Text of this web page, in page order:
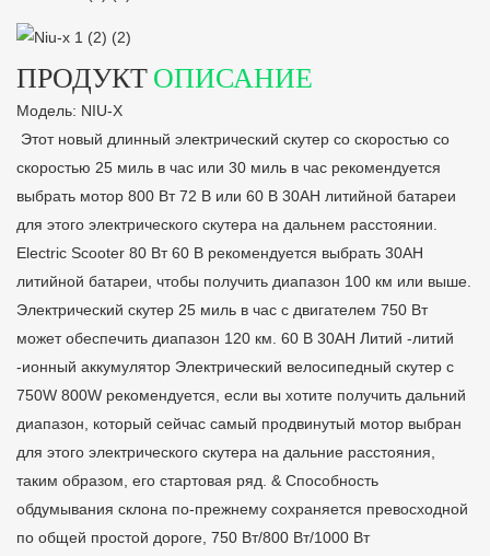
ПРОДУКТОПИСАНИЕ
Модель: NIU-X
Этот новый длинный электрический скутер со скоростью со
скоростью 25 миль в час или 30 миль в час рекомендуется
выбрать мотор 800 Вт 72 В или 60 В 30AH литийной батареи
для этого электрического скутера на дальнем расстоянии.
Electric Scooter 80 Вт 60 В рекомендуется выбрать 30AH
литийной батареи, чтобы получить диапазон 100 км или выше.
Электрический скутер 25 миль в час с двигателем 750 Вт
может обеспечить диапазон 120 км. 60 В 30AH Литий -литий
-ионный аккумулятор Электрический велосипедный скутер с
750W 800W рекомендуется, если вы хотите получить дальний
диапазон, который сейчас самый продвинутый мотор выбран
для этого электрического скутера на дальние расстояния,
таким образом, его стартовая ряд. & Способность
обдумывания склона по-прежнему сохраняется превосходной
по общей простой дороге, 750 Вт/800 Вт/1000 Вт